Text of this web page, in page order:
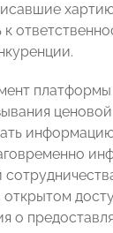
открытом
о